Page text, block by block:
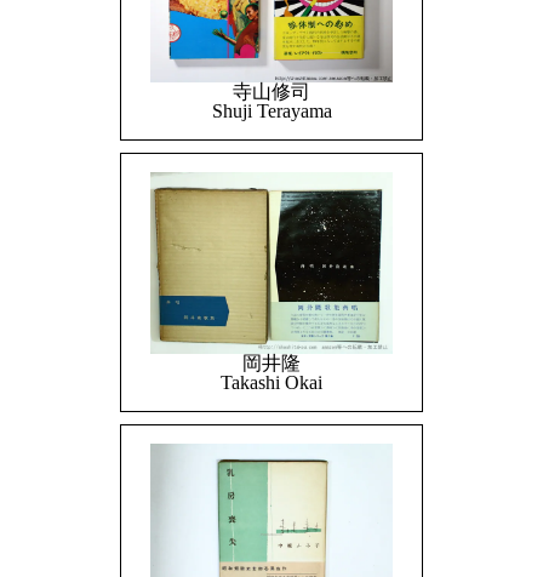
寺山修司
Shuji Terayama
岡井隆
Takashi Okai